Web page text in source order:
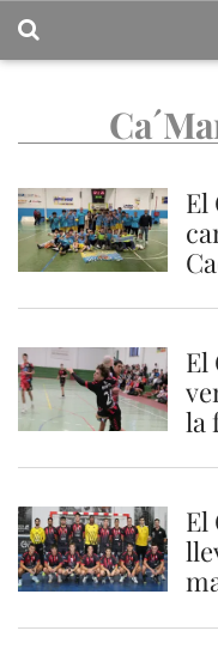
El
El
la
El